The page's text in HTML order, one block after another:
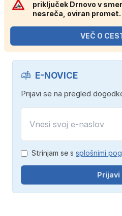
priključek Drnovo v
nesreča, oviran promet.
VEČ O
E-NOVICE
Prijavi se na pregled
Strinjam se s splošnimi
Prijavi